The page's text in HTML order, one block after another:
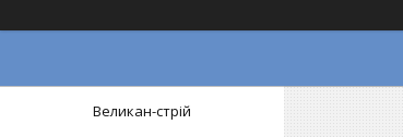
Великан-стрій